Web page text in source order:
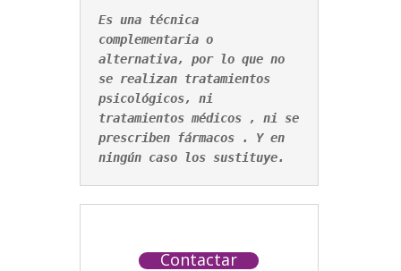
Es una técnica
complementaria o
alternativa, por lo que no
se realizan tratamientos
psicológicos, ni
tratamientos médicos , ni se
prescriben fármacos . Y en
ningún caso los sustituye.
Contactar